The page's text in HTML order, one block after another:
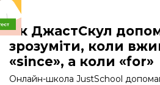
Як ДжастСкул
зрозуміти, коли
«since», а коли «for»
Онлайн-школа JustSchool